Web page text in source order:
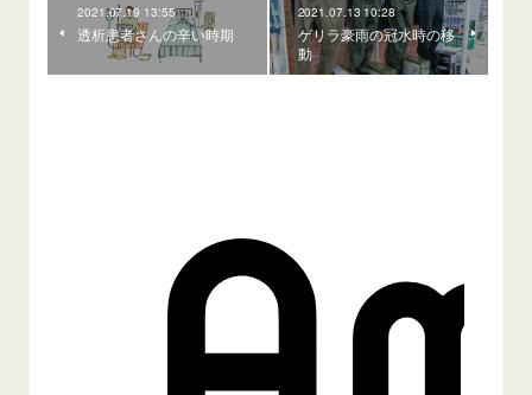
2021.07.19 13:55
透析患者さんの辛い時期
2021.07.13 10:28
ゲリラ豪雨の冠水時の移
動